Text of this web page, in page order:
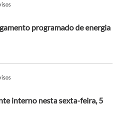
programado de energia
interno nesta sexta-feira, 5